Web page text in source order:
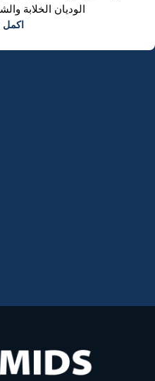
الوديان الخلابة
اكمل